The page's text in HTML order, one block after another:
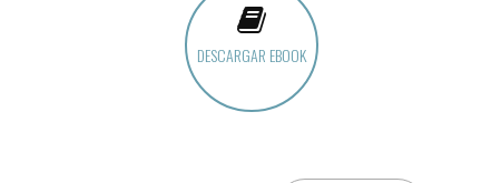
DESCARGAR EBOOK